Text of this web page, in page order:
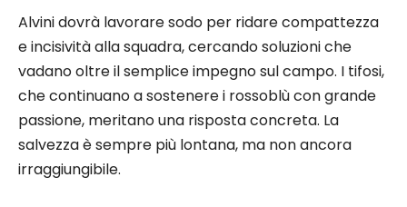
Alvini dovrà lavorare sodo per ridare compattezza
e incisività alla squadra, cercando soluzioni che
vadano oltre il semplice impegno sul campo. I tifosi,
che continuano a sostenere i rossoblù con grande
passione, meritano una risposta concreta. La
salvezza è sempre più lontana, ma non ancora
irraggiungibile.